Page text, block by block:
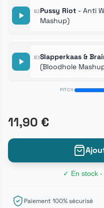
B2Pussy Riot - Anti
Mashup)
B3Slapperkaas &
(Bloodhole
PITCH
11,90 €
✓ En stock -
Paiement 100% sécurisé